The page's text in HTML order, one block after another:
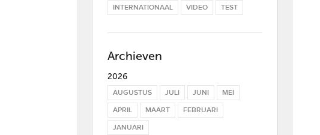
INTERNATIONAAL
VIDEO TEST
Archieven
2026
AUGUSTUS JULI JUNI
MEI
APRIL
MAART
FEBRUARI
JANUARI